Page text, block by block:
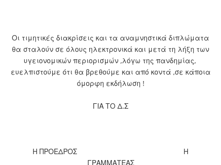
Οι τιμητικές διακρίσεις και τα αναμνηστικά διπλώματα
θα σταλούν σε όλους ηλεκτρονικά και μετά τη λήξη των
υγειονομικών περιορισμών ,λόγω της πανδημίας,
ευελπιστούμε ότι θα βρεθούμε και από κοντά ,σε κάποια
όμορφη εκδήλωση !
ΓΙΑ ΤΟ Δ.Σ
Η ΠΡΟΕΔΡΟΣ Η
ΓΡΑΜΜΑΤΕΑΣ